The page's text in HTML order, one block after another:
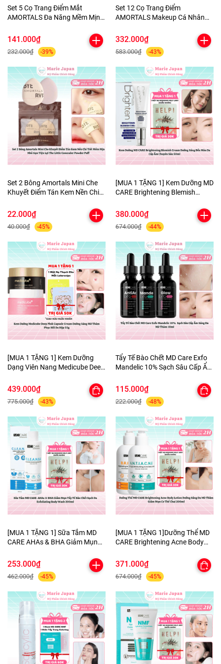
Set 5 Cọ Trang Điểm Mắt
AMORTALS Đa Năng Mềm Mịn
141.000₫
232.000₫ -39%
Set 12 Cọ Trang Điểm
AMORTALS Makeup Cá Nhân
Kèm Túi Đựng Tiện Lợi
332.000₫
583.000₫ -43%
Set 2 Bông Amortals Mini Che
Khuyết Điểm Tán Kem Nền Chi
The Little Concealer Powder
22.000₫
40.000₫ -45%
[MUA 1 TẶNG 1] Kem Dưỡng MD
CARE Brightening Blemish
Cấp Ẩm Chuyên Sâu 50ml-
TẶNG 1 MẶT NẠ BERGAMO
HELP JARY
380.000₫
674.000₫ -44%
[MUA 1 TẶNG 1] Kem Dưỡng
Dạng Viên Nang Medicube Deep
Sáng Mờ Thâm Phục Hồi Da
Hộp 55g - TẶNG MẶT NẠ MẮT
439.000₫
775.000₫ -43%
Tẩy Tế Bào Chết MD Care Exfo
Mandelic 10% Sạch Sâu Cấp Ẩm
115.000₫
222.000₫ -48%
[MUA 1 TẶNG 1] Sữa Tắm MD
CARE AHAs & BHA Giảm Mụn
Exfoliating Body Wash 200ml-
TẶNG 1 MẶT NẠ BERGAMO
HELP JARY
253.000₫
462.000₫ -45%
[MUA 1 TẶNG 1]Dưỡng Thể MD
CARE Brightening Acne Body
Thâm Giảm Mụn Cơ Thể Chai
200ml-TẶNG 1 MẶT NẠ
BERGAMO HELP JARY
371.000₫
674.000₫ -45%